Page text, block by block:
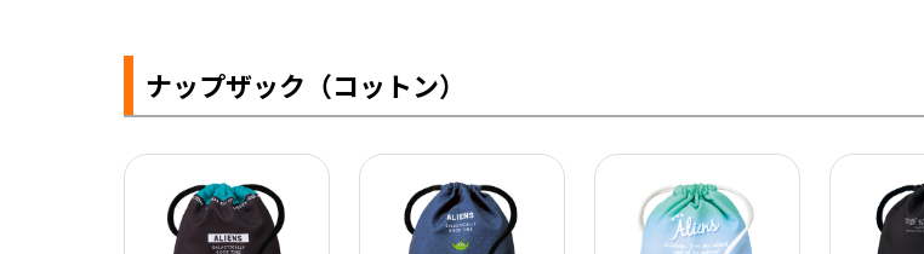
ナップザック（コットン）